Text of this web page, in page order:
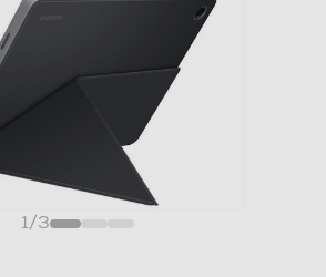
1/3